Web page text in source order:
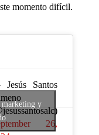
momento difícil.
Santos
26,
marketing y